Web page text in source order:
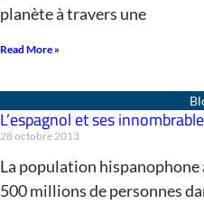
planète à travers une
Read More »
L’espagnol et ses
28 octobre 2013
La population
500 millions de personnes